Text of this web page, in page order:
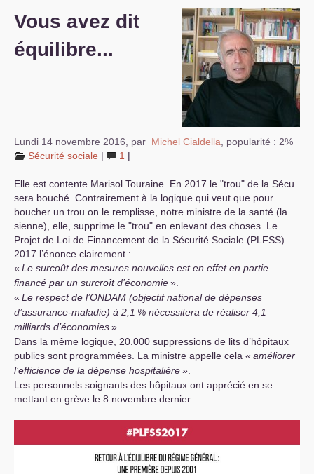
S’organiser
Comprendre...
Vous avez dit
équilibre...
Lundi 14 novembre 2016 par Michel Cialdella
popularité : 2%
Sécurité sociale | 1 |
Elle est contente Marisol Touraine. En 2017 le "trou" de la Sécu
sera bouché. Contrairement à la logique qui veut que pour
boucher un trou on le remplisse, notre ministre de la santé (la
sienne), elle, supprime le "trou" en enlevant des choses. Le
Projet de Loi de Financement de la Sécurité Sociale (PLFSS)
2017 l’énonce clairement :
« Le surcoût des mesures nouvelles est en effet en partie
financé par un surcroît d’économie».
« Le respect de l’ONDAM (objectif national de dépenses
d’assurance-maladie) à 2,1 % nécessitera de réaliser 4,1
milliards d’économies».
Dans la même logique, 20.000 suppressions de lits d’hôpitaux
publics sont programmées. La ministre appelle cela « améliorer
l’efficience de la dépense hospitalière».
Les personnels soignants des hôpitaux ont apprécié en se
mettant en grève le 8 novembre dernier.